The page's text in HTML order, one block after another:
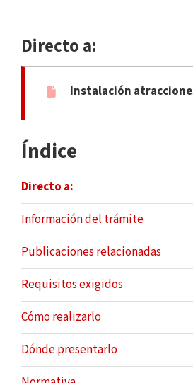
Directo a:
Instalación
Índice
Directo a:
Información del trámite
Publicaciones relacionadas
Requisitos exigidos
Cómo realizarlo
Dónde presentarlo